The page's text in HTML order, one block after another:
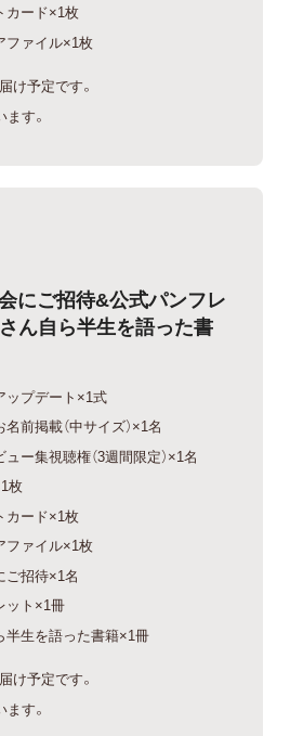
カード×1枚
ファイル×1枚
け予定です。
す。
にご招待&公式パンフレ
ん自ら半生を語った書
ップデート×1式
前掲載（中サイズ）×1名
ー集視聴権（3週間限定）×1名
枚
カード×1枚
ファイル×1枚
ご招待×1名
ット×1冊
半生を語った書籍×1冊
け予定です。
す。